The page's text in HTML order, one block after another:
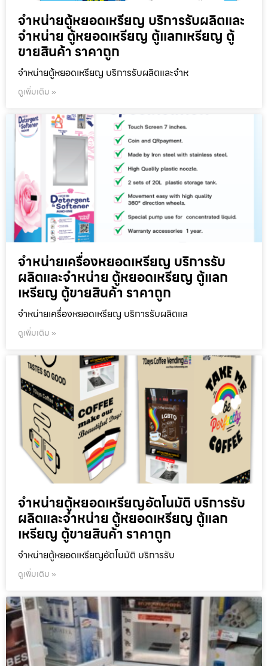
จำหน่ายตู้หยอดเหรียญ บริการรับผลิตและ
จำหน่าย ตู้หยอดเหรียญ ตู้แลกเหรียญ ตู้
ขายสินค้า ราคาถูก
จำหน่ายตู้หยอดเหรียญ บริการรับผลิตและจำห
ดูเพิ่มเติม »
จำหน่ายเครื่องหยอดเหรียญ บริการรับ
ผลิตและจำหน่าย ตู้หยอดเหรียญ ตู้แลก
เหรียญ ตู้ขายสินค้า ราคาถูก
จำหน่ายเครื่องหยอดเหรียญ บริการรับผลิตแล
ดูเพิ่มเติม »
จำหน่ายตู้หยอดเหรียญ​อัตโนมัติ บริการรับ
ผลิตและจำหน่าย ตู้หยอดเหรียญ ตู้แลก
เหรียญ ตู้ขายสินค้า ราคาถูก
จำหน่ายตู้หยอดเหรียญ​อัตโนมัติ บริการรับ
ดูเพิ่มเติม »